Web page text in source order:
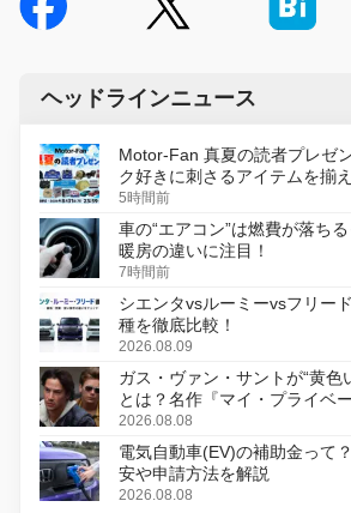
ヘッドラインニュース
Motor-Fan 真夏の読者プレゼ
ク好きに刺さるアイテムを揃
5時間前
車の“エアコン”は燃費が落ち
暖房の違いに注目！
7時間前
シエンタvsルーミーvsフリー
種を徹底比較！
2026.08.09
ガス・ヴァン・サントが“黄色
とは？名作『マイ・プライベ
初のデジタルリマスター版で復
2026.08.08
電気自動車(EV)の補助金って
安や申請方法を解説
2026.08.08